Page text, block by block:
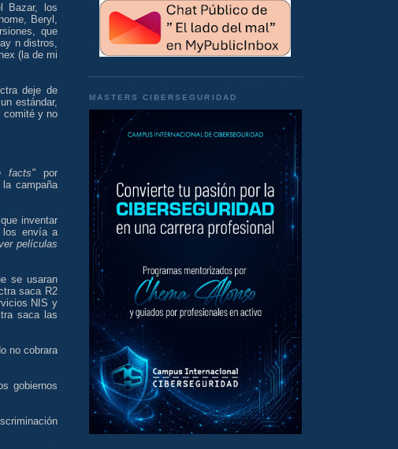
Bazar, los
Beryl,
que
n distros,
(la de mi
deje de
estándar,
comité y no
facts" por
campaña
inventar
los envía a
películas
se usaran
saca R2
NIS y
saca las
no cobrara
gobiernos
MASTERS CIBERSEGURIDAD